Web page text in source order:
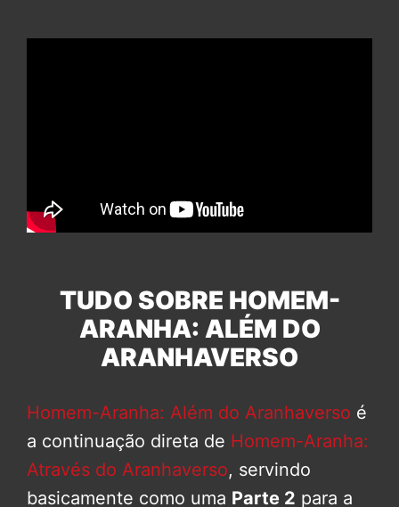
TUDO SOBRE HOMEM-
ARANHA: ALÉM DO
ARANHAVERSO
Homem-Aranha: Além do Aranhaverso é
a continuação direta de Homem-Aranha:
Através do Aranhaverso, servindo
basicamente como uma Parte 2 para a